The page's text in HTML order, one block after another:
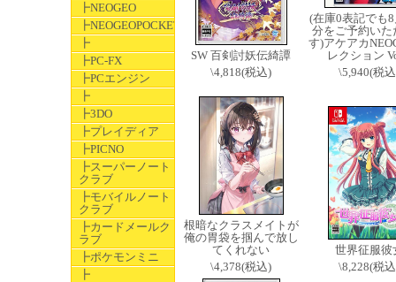
┣NEOGEO
┣NEOGEOPOCKET
┣
┣PC-FX
┣PCエンジン
┣
┣3DO
┣プレイディア
┣PICNO
┣スーパーノート
クラブ
┣モバイルノート
クラブ
┣カードメールク
ラブ
┣ポケモンミニ
┣
SW 百剣討妖伝綺譚
\4,818(税込)
(在庫0表記でも
分をご予約いた
す)アケアカ
レクション
\5,940(税
根暗なクラスメイトが
俺の胃袋を掴んで放し
てくれない
\4,378(税込)
世界征服彼
\8,228(税